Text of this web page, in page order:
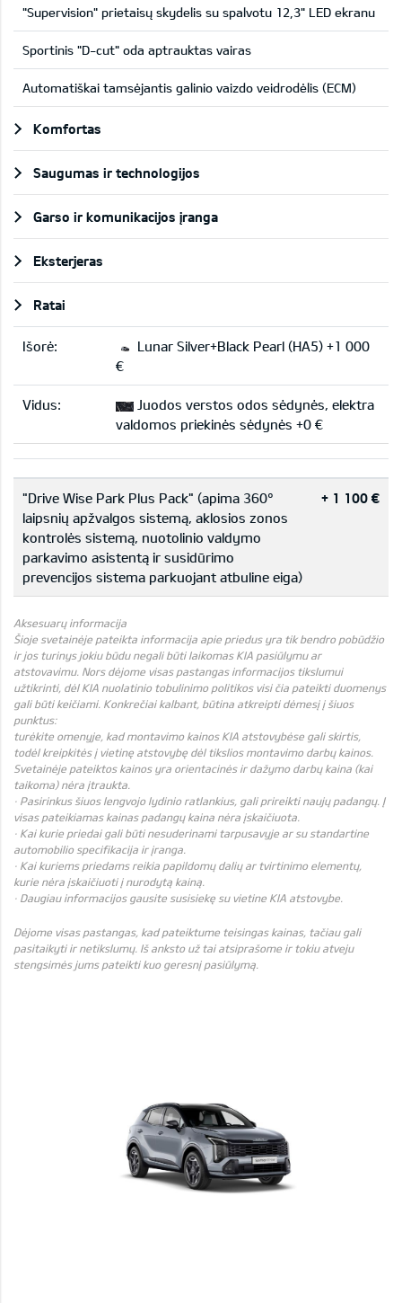
"Supervision" prietaisų skydelis su spalvotu 12,3" LED ekranu
Sportinis "D-cut" oda aptrauktas vairas
Automatiškai tamsėjantis galinio vaizdo veidrodėlis (ECM)
Komfortas
Saugumas ir technologijos
Garso ir komunikacijos įranga
Eksterjeras
Ratai
Išorė:
Lunar Silver+Black Pearl (HA5) +1 000
€
Vidus:
Juodos verstos odos sėdynės, elektra
valdomos priekinės sėdynės +0 €
"Drive Wise Park Plus Pack" (apima 360°
laipsnių apžvalgos sistemą, aklosios zonos
kontrolės sistemą, nuotolinio valdymo
parkavimo asistentą ir susidūrimo
prevencijos sistema parkuojant atbuline eiga)
+ 1 100 €
Aksesuarų informacija
Šioje svetainėje pateikta informacija apie priedus yra tik bendro pobūdžio
ir jos turinys jokiu būdu negali būti laikomas KIA pasiūlymu ar
atstovavimu. Nors dėjome visas pastangas informacijos tikslumui
užtikrinti, dėl KIA nuolatinio tobulinimo politikos visi čia pateikti duomenys
gali būti keičiami. Konkrečiai kalbant, būtina atkreipti dėmesį į šiuos
punktus:
turėkite omenyje, kad montavimo kainos KIA atstovybėse gali skirtis,
todėl kreipkitės į vietinę atstovybę dėl tikslios montavimo darbų kainos.
Svetainėje pateiktos kainos yra orientacinės ir dažymo darbų kaina (kai
taikoma) nėra įtraukta.
· Pasirinkus šiuos lengvojo lydinio ratlankius, gali prireikti naujų padangų. Į
visas pateikiamas kainas padangų kaina nėra įskaičiuota.
· Kai kurie priedai gali būti nesuderinami tarpusavyje ar su standartine
automobilio specifikacija ir įranga.
· Kai kuriems priedams reikia papildomų dalių ar tvirtinimo elementų,
kurie nėra įskaičiuoti į nurodytą kainą.
· Daugiau informacijos gausite susisiekę su vietine KIA atstovybe.
Dėjome visas pastangas, kad pateiktume teisingas kainas, tačiau gali
pasitaikyti ir netikslumų. Iš anksto už tai atsiprašome ir tokiu atveju
stengsimės jums pateikti kuo geresnį pasiūlymą.